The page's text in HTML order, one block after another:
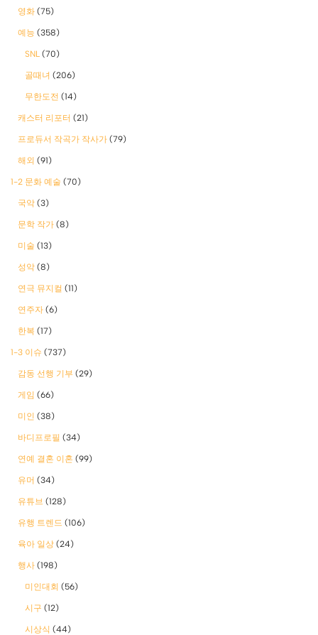
영화 (75)
예능 (358)
SNL (70)
골때녀 (206)
무한도전 (14)
캐스터 리포터 (21)
프로듀서 작곡가 작사가 (79)
해외 (91)
1-2 문화 예술 (70)
국악 (3)
문학 작가 (8)
미술 (13)
성악 (8)
연극 뮤지컬 (11)
연주자 (6)
한복 (17)
1-3 이슈 (737)
감동 선행 기부 (29)
게임 (66)
미인 (38)
바디프로필 (34)
연예 결혼 이혼 (99)
유머 (34)
유튜브 (128)
유행 트렌드 (106)
육아 일상 (24)
행사 (198)
미인대회 (56)
시구 (12)
시상식 (44)